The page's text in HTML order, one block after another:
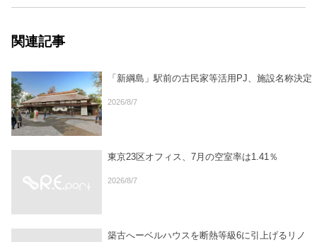
関連記事
「新綱島」駅前の古民家等活用PJ、施設名称決定
2026/8/7
東京23区オフィス、7月の空室率は1.41％
2026/8/7
築古へーベルハウスを断熱等級6に引上げるリノ